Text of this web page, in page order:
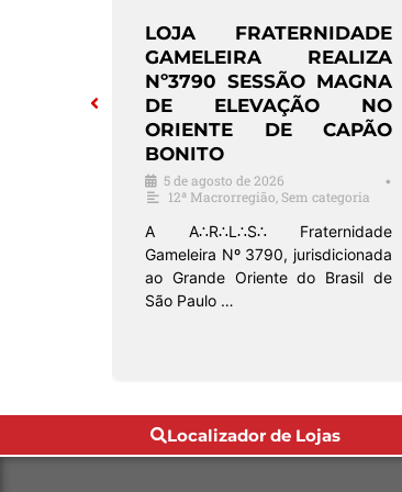
LOJA FRATERNIDADE
ACADÊMICA
UNIVERSITÁRIA REALIZA
SESSÃO MAGNA DE
ELEVAÇÃO EM SÃO
CARLOS
3 de agosto de 2026 •
13ª Macrorregião
A Loja Fraternidade Acadêmica
Universitária nº 3297, filiada ao
Grande Oriente do Brasil – São …
Localizador de Lojas